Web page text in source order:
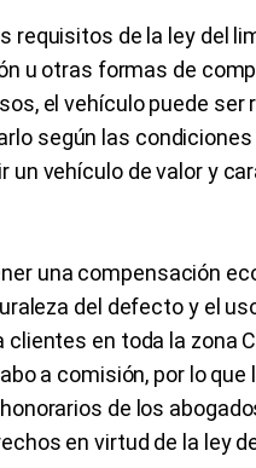
requisitos de la ley del
u otras formas de
el vehículo puede
según las
un vehículo de valor y
una compensación
del defecto y el
en toda la zona
a comisión, por lo
de los
en virtud de la ley